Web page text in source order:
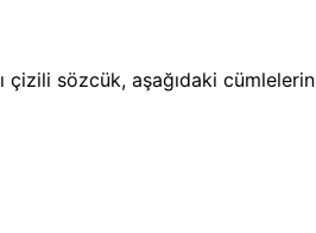
çizili sözcük, aşağıdaki cümlelerin